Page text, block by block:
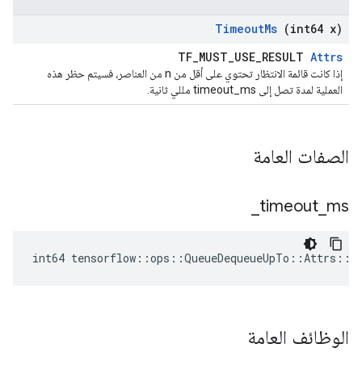
TimeoutMs (int64 x)
TF_MUST_USE_RESULT Attrs
إذا كانت قائمة الانتظار تحتوي على أقل من n من العناصر، فسيتم حظر هذه
العملية لمدة تصل إلى timeout_ms مللي ثانية.
الصفات العامة
timeout ms
int64
الوظائف العامة